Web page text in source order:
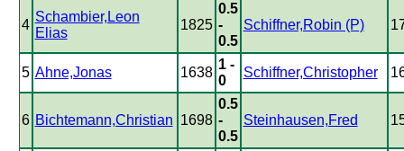
4
Schambier,Leon
Elias
1825
0.5
-
0.5
Schiffner,Robin (P)
5 Ahne,Jonas 1638
1 -
0
Schiffner,Christopher
6 Bichtemann,Christian 1698
0.5
-
0.5
Steinhausen,Fred